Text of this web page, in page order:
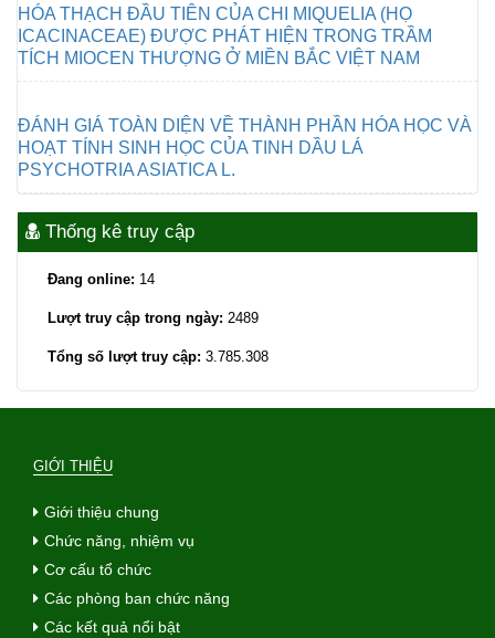
HÓA THẠCH ĐẦU TIÊN CỦA CHI MIQUELIA (HỌ
ICACINACEAE) ĐƯỢC PHÁT HIỆN TRONG TRẦM
TÍCH MIOCEN THƯỢNG Ở MIỀN BẮC VIỆT NAM
ĐÁNH GIÁ TOÀN DIỆN VỀ THÀNH PHẦN HÓA HỌC VÀ
HOẠT TÍNH SINH HỌC CỦA TINH DẦU LÁ
PSYCHOTRIA ASIATICA L.
Thống kê truy cập
Đang online: 14
Lượt truy cập trong ngày: 2489
Tổng số lượt truy cập: 3.785.308
GIỚI THIỆU
Giới thiệu chung
Chức năng, nhiệm vụ
Cơ cấu tổ chức
Các phòng ban chức năng
Các kết quả nổi bật